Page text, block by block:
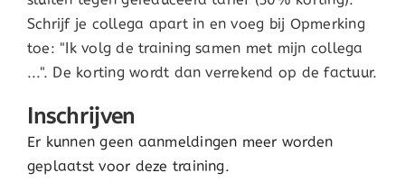
Schrijf je collega apart in en voeg bij Opmerking
toe: "Ik volg de training samen met mijn collega
...". De korting wordt dan verrekend op de factuur.
Inschrijven
Er kunnen geen aanmeldingen meer worden
geplaatst voor deze training.